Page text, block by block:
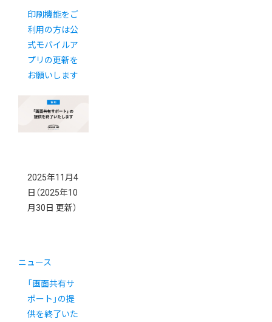
印刷機能をご
利用の方は公
式モバイルア
プリの更新を
お願いします
2025年11月4
日 （2025年10
月30日 更新）
ニュース
「画面共有サ
ポート」の提
供を終了いた